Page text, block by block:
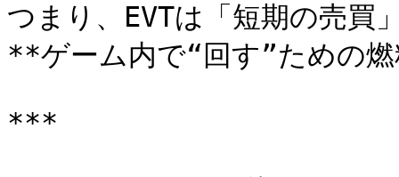
つまり、EVTは「短期の売買
**ゲーム内で“回す”ための
***